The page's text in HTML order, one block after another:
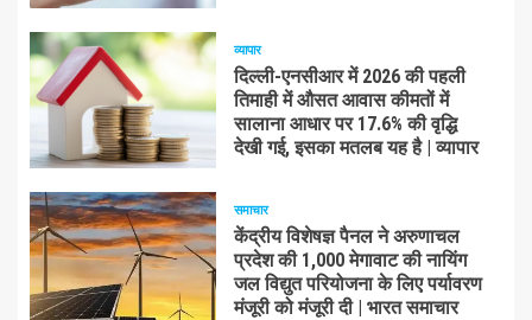
व्यापार
दिल्ली-एनसीआर में 2026 की पहली
तिमाही में औसत आवास कीमतों में
सालाना आधार पर 17.6% की वृद्धि
देखी गई, इसका मतलब यह है | व्यापार
समाचार
केंद्रीय विशेषज्ञ पैनल ने अरुणाचल
प्रदेश की 1,000 मेगावाट की नायिंग
जल विद्युत परियोजना के लिए पर्यावरण
मंजूरी को मंजूरी दी | भारत समाचार